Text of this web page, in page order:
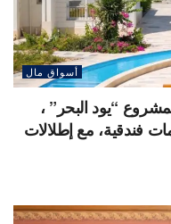
أسواق مال
“يود البحر” ،
فندقية، مع إطلالات